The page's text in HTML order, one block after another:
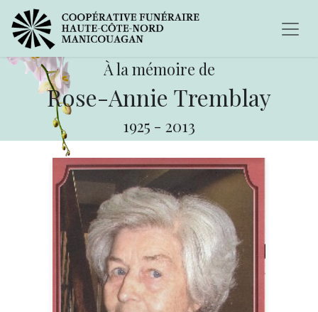
À la mémoire de
Rose-Annie Tremblay
1925 - 2013